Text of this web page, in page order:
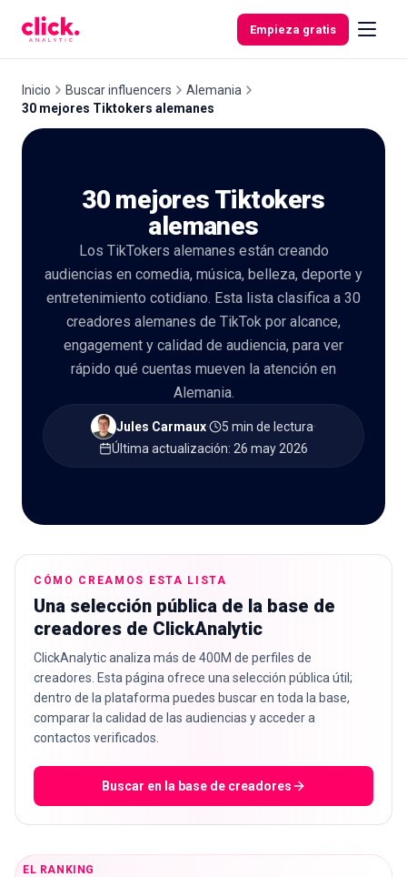
Empieza gratis
Herramientas
Inicio Buscar influencers
Alemania
30 mejores Tiktokers alemanes
30 mejores Tiktokers
alemanes
Los TikTokers alemanes están creando
audiencias en comedia, música, belleza, deporte y
entretenimiento cotidiano. Esta lista clasifica a 30
creadores alemanes de TikTok por alcance,
engagement y calidad de audiencia, para ver
rápido qué cuentas mueven la atención en
Alemania.
Jules Carmaux· 5 min de lectura·
Última actualización: 26 may 2026
CÓMO CREAMOS ESTA LISTA
Una selección pública de la base de
creadores de ClickAnalytic
ClickAnalytic analiza más de 400M de perfiles de
creadores. Esta página ofrece una selección pública útil;
dentro de la plataforma puedes buscar en toda la base,
comparar la calidad de las audiencias y acceder a
contactos verificados.
Buscar en la base de creadores
EL RANKING